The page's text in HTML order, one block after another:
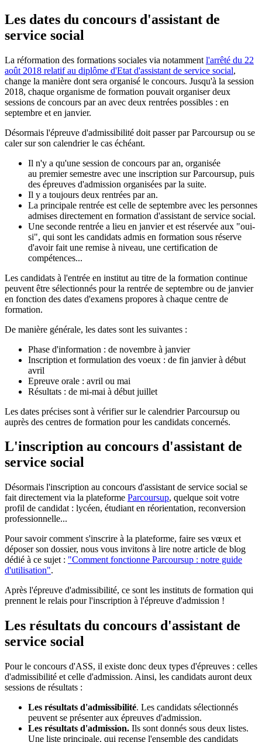
Les dates du concours d'assistant de
service social
La réformation des formations sociales via notamment l'arrêté du 22
août 2018 relatif au diplôme d'Etat d'assistant de service social,
change la manière dont sera organisé le concours. Jusqu'à la session
2018, chaque organisme de formation pouvait organiser deux
sessions de concours par an avec deux rentrées possibles : en
septembre et en janvier.
Désormais l'épreuve d'admissibilité doit passer par Parcoursup ou se
caler sur son calendrier le cas échéant.
Il n'y a qu'une session de concours par an, organisée
au premier semestre avec une inscription sur Parcoursup, puis
des épreuves d'admission organisées par la suite.
Il y a toujours deux rentrées par an.
La principale rentrée est celle de septembre avec les personnes
admises directement en formation d'assistant de service social.
Une seconde rentrée a lieu en janvier et est réservée aux "oui-
si", qui sont les candidats admis en formation sous réserve
d'avoir fait une remise à niveau, une certification de
compétences...
Les candidats à l'entrée en institut au titre de la formation continue
peuvent être sélectionnés pour la rentrée de septembre ou de janvier
en fonction des dates d'examens propores à chaque centre de
formation.
De manière générale, les dates sont les suivantes :
Phase d'information : de novembre à janvier
Inscription et formulation des voeux : de fin janvier à début
avril
Epreuve orale : avril ou mai
Résultats : de mi-mai à début juillet
Les dates précises sont à vérifier sur le calendrier Parcoursup ou
auprès des centres de formation pour les candidats concernés.
L'inscription au concours d'assistant de
service social
Désormais l'inscription au concours d'assistant de service social se
fait directement via la plateforme Parcoursup, quelque soit votre
profil de candidat : lycéen, étudiant en réorientation, reconversion
professionnelle...
Pour savoir comment s'inscrire à la plateforme, faire ses vœux et
déposer son dossier, nous vous invitons à lire notre article de blog
dédié à ce sujet : "Comment fonctionne Parcoursup : notre guide
d'utilisation".
Après l'épreuve d'admissibilité, ce sont les instituts de formation qui
prennent le relais pour l'inscription à l'épreuve d'admission !
Les résultats du concours d'assistant de
service social
Pour le concours d'ASS, il existe donc deux types d'épreuves : celles
d'admissibilité et celle d'admission. Ainsi, les candidats auront deux
sessions de résultats :
Les résultats d'admissibilité. Les candidats sélectionnés
peuvent se présenter aux épreuves d'admission.
Les résultats d'admission. Ils sont donnés sous deux listes.
Une liste principale, qui recense l'ensemble des candidats